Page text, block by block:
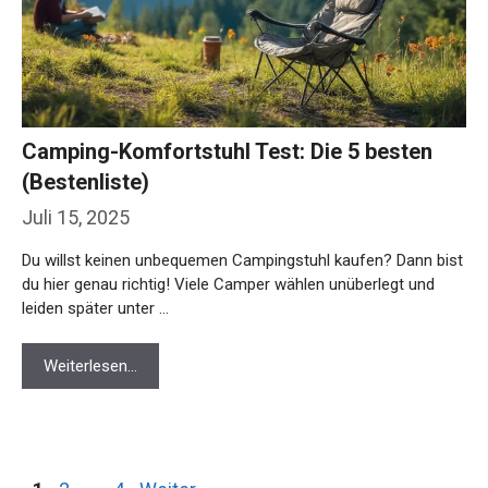
Juli 15, 2025
Camping-Komfortstuhl Test: Die 5 besten
(Bestenliste)
Du willst keinen unbequemen Campingstuhl kaufen? Dann bist
du hier genau richtig! Viele Camper wählen unüberlegt und
leiden später unter …
Weiterlesen…